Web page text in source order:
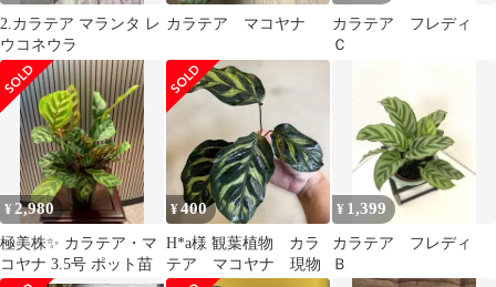
2.カラテア マランタ レ
ウコネウラ
カラテア マコヤナ
カラテア フレディ
Ｃ
¥ 2,980
極美株✨ カラテア・マ
コヤナ 3.5号 ポット苗
¥400
H*a様 観葉植物 カラ
テア マコヤナ 現物
¥ 1,399
カラテア フレディ
Ｂ